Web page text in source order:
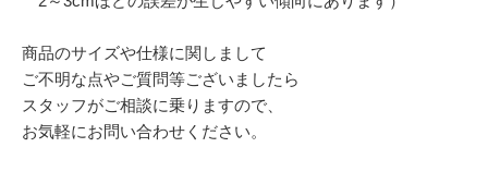
商品のサイズや仕様に関しまして
ご不明な点やご質問等ございましたら
スタッフがご相談に乗りますので、
お気軽にお問い合わせください。